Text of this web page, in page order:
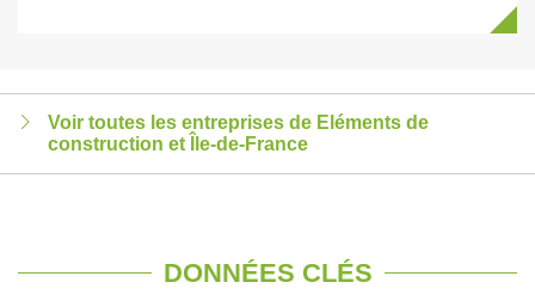
Voir toutes les entreprises de Eléments de
construction et Île-de-France
DONNÉES CLÉS